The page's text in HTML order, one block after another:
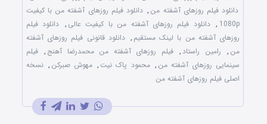
دانلود فیلم روزهای آشفته من , دانلود فیلم روزهای آشفته من با کیفیت
1080p
, دانلود فیلم روزهای آشفته من با کیفیت عالی , دانلود فیلم
روزهای آشفته من با لینک مستقیم , دانلود قانونی فیلم روزهای آشفته
من , رامین راستاد , فیلم روزهای آشفته من محمدرضا آهنج , فیلم
سینمایی روزهای آشفته من , محمود پاک‌ نیت, مهوش صبرکن , نسخه
اصلی فیلم روزهای آشفته من